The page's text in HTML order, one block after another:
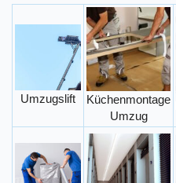
Umzugslift
Küchenmontage
Umzug